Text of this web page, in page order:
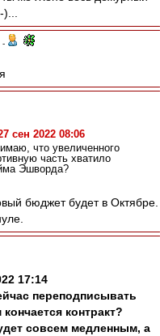
-
сен 2022 08:06
что увеличенного
часть хватило
Эшворда?
бюджет будет в Октябре.
17:14
переподписывать
контракт?
совсем медленным, а